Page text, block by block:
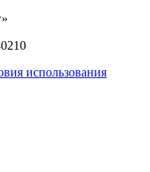
использования